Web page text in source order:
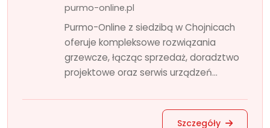
purmo-online.pl
Purmo-Online z siedzibą w Chojnicach
oferuje kompleksowe rozwiązania
grzewcze, łącząc sprzedaż, doradztwo
projektowe oraz serwis urządzeń...
Szczegóły